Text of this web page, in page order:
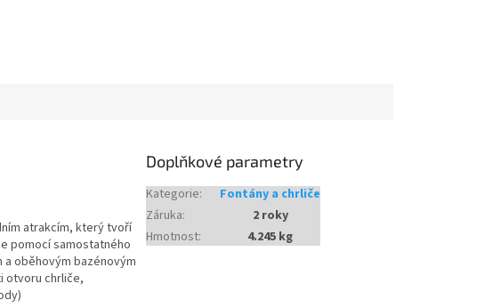
atrakcím, který tvoří
pomocí samostatného
oběhovým bazénovým
otvoru chrliče,
Doplňkové parametry
Kategorie:
Fontány a chrliče
Záruka:
2 roky
Hmotnost: 4.245 kg